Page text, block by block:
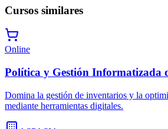
Cursos similares
Online
Política y Gestión Informatizada
Domina la gestión de inventarios y la
mediante herramientas digitales.